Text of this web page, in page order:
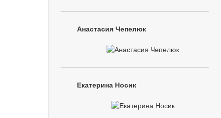
Анастасия Чепелюк
Екатерина Носик